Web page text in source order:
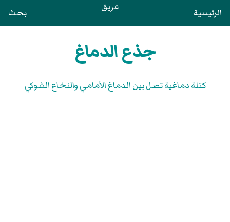
الرئيسية عريق بحث
جذع الدماغ
كتلة دماغية تصل بين الدماغ الأمامي والنخاع الشوكي